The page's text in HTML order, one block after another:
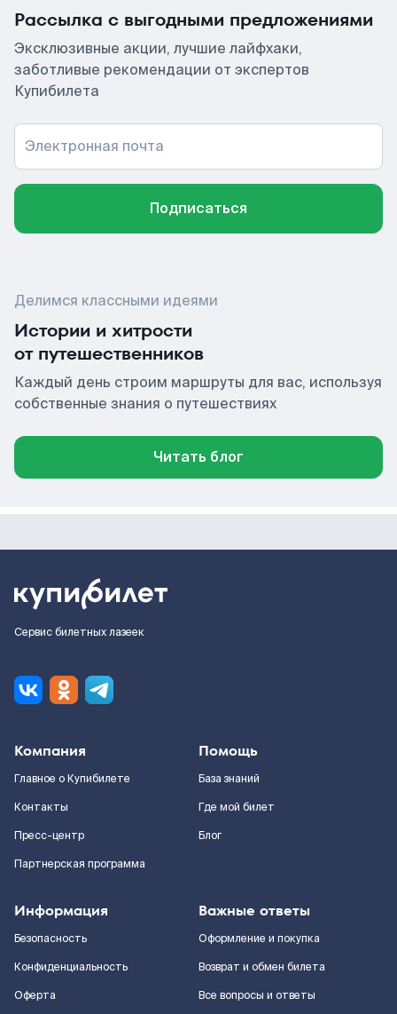
Рассылка с выгодными предложениями
Эксклюзивные акции, лучшие лайфхаки,
заботливые рекомендации от экспертов
Купибилета
Электронная почта
Подписаться
Делимся классными идеями
Истории и хитрости
от путешественников
Каждый день строим маршруты для вас, используя
собственные знания о путешествиях
Читать блог
Сервис билетных лазеек
Компания
Главное о Купибилете
Контакты
Пресс-центр
Партнерская программа
Помощь
База знаний
Где мой билет
Блог
Информация
Безопасность
Конфиденциальность
Оферта
Важные ответы
Оформление и покупка
Возврат и обмен билета
Все вопросы и ответы